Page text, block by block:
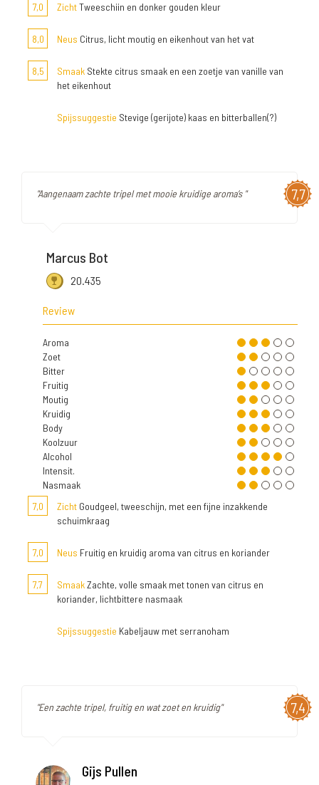
7,0
ZichtTweeschiin en donker gouden kleur
8,0 Neus Citrus, licht moutig en eikenhout van het vat
8,5 Smaak Stekte citrus smaak en een zoetje van vanille van
het eikenhout
Spijssuggestie Stevige (gerijote) kaas en bitterballen(?)
7,7
"Aangenaam zachte tripel met mooie kruidige aroma’s "
Marcus Bot
20.435
Review
Aroma
Zoet
Bitter
Fruitig
Moutig
Kruidig
Body
Koolzuur
Alcohol
Intensit.
Nasmaak
7,0
Zicht Goudgeel, tweeschijn, met een fijne inzakkende
schuimkraag
7,0 Neus Fruitig en kruidig aroma van citrus en koriander
7,7 SmaakZachte, volle smaak met tonen van citrus en
koriander, lichtbittere nasmaak
Spijssuggestie Kabeljauw met serranoham
7,4
"Een zachte tripel, fruitig en wat zoet en kruidig"
Gijs Pullen